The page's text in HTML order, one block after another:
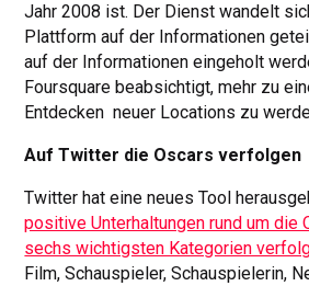
Jahr 2008 ist. Der Dienst wandelt
Plattform auf der Informationen
auf der Informationen eingeholt
Foursquare beabsichtigt, mehr zu
Entdecken neuer Locations zu
Auf Twitter die Oscars verfolgen
Twitter hat eine neues Tool
positive Unterhaltungen rund um die
sechs wichtigsten Kategorien
Film, Schauspieler, Schauspielerin,